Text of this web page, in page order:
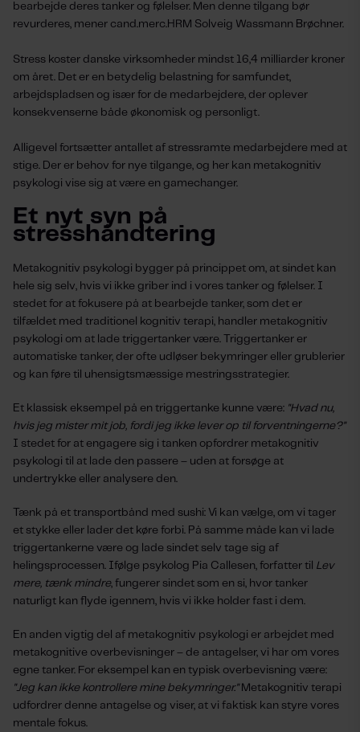
bearbejde deres tanker og følelser. Men denne tilgang bør
revurderes, mener cand.merc.HRM Solveig Wassmann Brøchner.
Stress koster danske virksomheder mindst 16,4 milliarder kroner
om året. Det er en betydelig belastning for samfundet,
arbejdspladsen og især for de medarbejdere, der oplever
konsekvenserne både økonomisk og personligt.
Alligevel fortsætter antallet af stressramte medarbejdere med at
stige. Der er behov for nye tilgange, og her kan metakognitiv
psykologi vise sig at være en gamechanger.
Et nyt syn på
stresshåndtering
Metakognitiv psykologi bygger på princippet om, at sindet kan
hele sig selv, hvis vi ikke griber ind i vores tanker og følelser. I
stedet for at fokusere på at bearbejde tanker, som det er
tilfældet med traditionel kognitiv terapi, handler metakognitiv
psykologi om at lade triggertanker være. Triggertanker er
automatiske tanker, der ofte udløser bekymringer eller grublerier
og kan føre til uhensigtsmæssige mestringsstrategier.
Et klassisk eksempel på en triggertanke kunne være: "Hvad nu,
hvis jeg mister mit job, fordi jeg ikke lever op til forventningerne?"
I stedet for at engagere sig i tanken opfordrer metakognitiv
psykologi til at lade den passere – uden at forsøge at
undertrykke eller analysere den.
Tænk på et transportbånd med sushi: Vi kan vælge, om vi tager
et stykke eller lader det køre forbi. På samme måde kan vi lade
triggertankerne være og lade sindet selv tage sig af
helingsprocessen. Ifølge psykolog Pia Callesen, forfatter til Lev
mere, tænk mindre, fungerer sindet som en si, hvor tanker
naturligt kan flyde igennem, hvis vi ikke holder fast i dem.
En anden vigtig del af metakognitiv psykologi er arbejdet med
metakognitive overbevisninger – de antagelser, vi har om vores
egne tanker. For eksempel kan en typisk overbevisning være:
"Jeg kan ikke kontrollere mine bekymringer."Metakognitiv terapi
udfordrer denne antagelse og viser, at vi faktisk kan styre vores
mentale fokus.